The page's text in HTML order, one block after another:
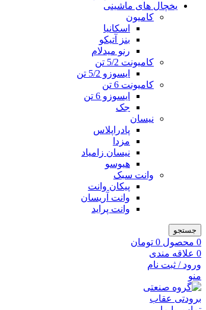
یخچال های ماشینی
کامیون
اسکانیا
بنز آتیکو
رنو میدلام
کامیونت 5/2 تن
ایسوزو 5/2 تن
کامیونت 6 تن
ایسوزو 6 تن
جک
نیسان
پادراپلاس
مزدا
نیسان زامیاد
هیوسو
وانت سبک
پیکان وانت
وانت آریسان
وانت پراید
جستجو
0 محصول 0 تومان
0 علاقه مندی
ورود / ثبت نام
منو